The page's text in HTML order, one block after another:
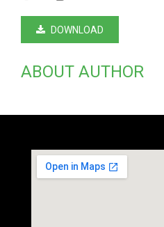
DOWNLOAD
ABOUT AUTHOR